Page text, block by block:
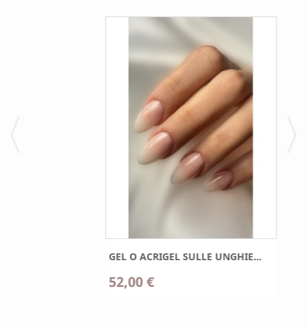
GEL O ACRIGEL SULLE UNGHIE...
52,00 €